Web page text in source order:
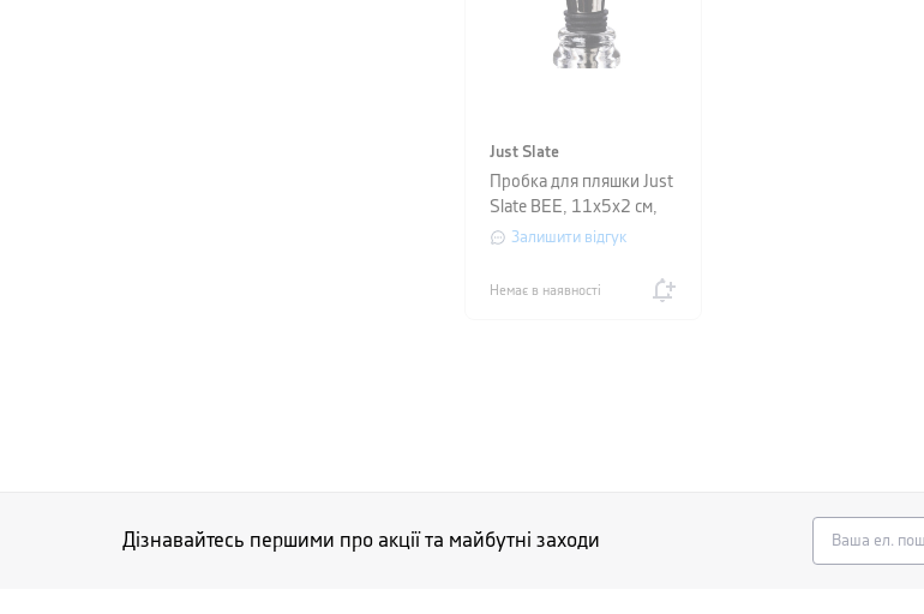
Just Slate
Пробка для пляшки Just
Slate BEE, 11х5х2 см,
сріблястий
Залишити відгук
Немає в наявності
Дізнавайтесь першими про акції та майбутні заходи